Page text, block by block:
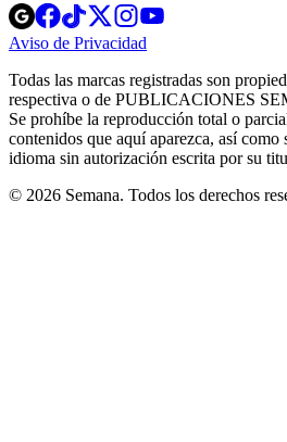
Opens
in
new
Opens
in
new
Opens
in
new
window
Opens
new
windowwindow
Aviso de Privacidad
new
window
Todas las marcas registradas son
respectiva o de PUBLICACIONES
Se prohíbe la reproducción total o
contenidos que aquí aparezca, así
idioma sin autorización escrita por su
© 2026 Semana. Todos los derechos